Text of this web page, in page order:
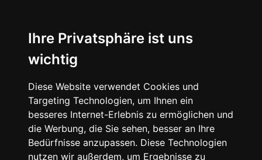
Ihre Privatsphäre ist uns
wichtig
Diese Website verwendet Cookies und
Targeting Technologien, um Ihnen ein
besseres Internet-Erlebnis zu ermöglichen und
die Werbung, die Sie sehen, besser an Ihre
Bedürfnisse anzupassen. Diese Technologien
nutzen wir außerdem, um Ergebnisse zu